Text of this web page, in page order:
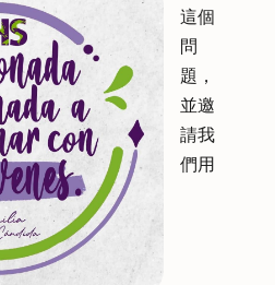
這個
問
題，
並邀
請我
們用